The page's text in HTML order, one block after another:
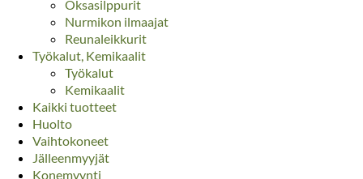
Oksasilppurit
Nurmikon ilmaajat
Reunaleikkurit
Työkalut, Kemikaalit
Työkalut
Kemikaalit
Kaikki tuotteet
Huolto
Vaihtokoneet
Jälleenmyyjät
Konemyynti